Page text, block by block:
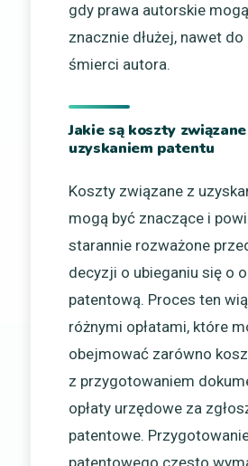
gdy prawa autorskie
znacznie dłużej, nawet
śmierci autora.
Jakie są koszty
uzyskaniem patentu
Koszty związane z
mogą być znaczące i
starannie rozważone
decyzji o ubieganiu się o
patentową. Proces ten
różnymi opłatami, które
obejmować zarówno
z przygotowaniem
opłaty urzędowe za
patentowe.
patentowego często